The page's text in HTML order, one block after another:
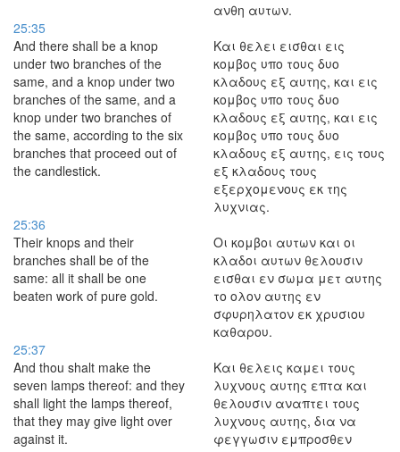
ανθη αυτων.
25:35
And there shall be a knop
under two branches of the
same, and a knop under two
branches of the same, and a
knop under two branches of
the same, according to the six
branches that proceed out of
the candlestick.
Και θελει εισθαι εις
κομβος υπο τους δυο
κλαδους εξ αυτης, και εις
κομβος υπο τους δυο
κλαδους εξ αυτης, και εις
κομβος υπο τους δυο
κλαδους εξ αυτης, εις τους
εξ κλαδους τους
εξερχομενους εκ της
λυχνιας.
25:36
Their knops and their
branches shall be of the
same: all it shall be one
beaten work of pure gold.
Οι κομβοι αυτων και οι
κλαδοι αυτων θελουσιν
εισθαι εν σωμα μετ αυτης
το ολον αυτης εν
σφυρηλατον εκ χρυσιου
καθαρου.
25:37
And thou shalt make the
seven lamps thereof: and they
shall light the lamps thereof,
that they may give light over
against it.
Και θελεις καμει τους
λυχνους αυτης επτα και
θελουσιν αναπτει τους
λυχνους αυτης, δια να
φεγγωσιν εμπροσθεν